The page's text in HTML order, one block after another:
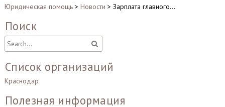
Юридическая помощь> Новости > Зарплата главного…
Поиск
Список организаций
Краснодар
Полезная информация